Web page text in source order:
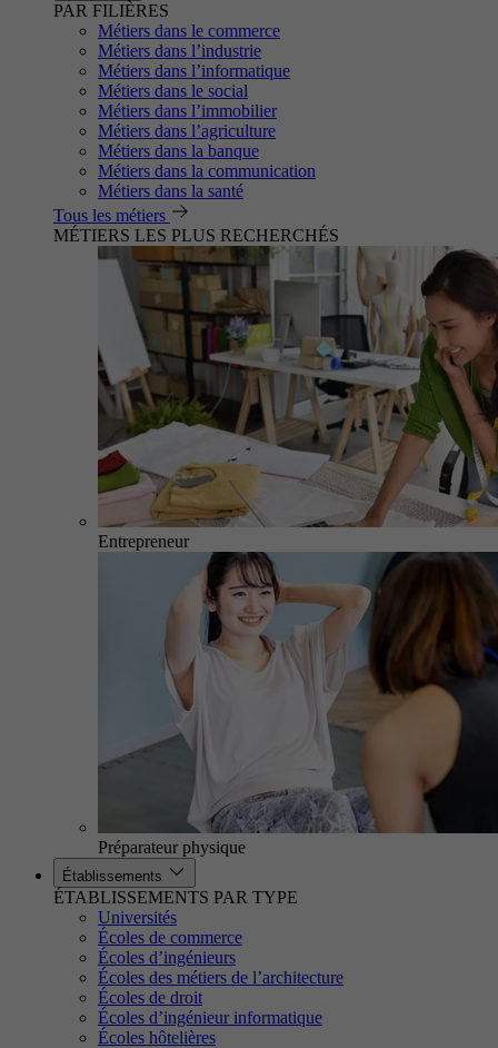
PAR FILIÈRES
Métiers dans le commerce
Métiers dans l’industrie
Métiers dans l’informatique
Métiers dans le social
Métiers dans l’immobilier
Métiers dans l’agriculture
Métiers dans la banque
Métiers dans la communication
Métiers dans la santé
Tous les métiers
MÉTIERS LES PLUS RECHERCHÉS
Entrepreneur
Préparateur physique
Établissements
ÉTABLISSEMENTS PAR TYPE
Universités
Écoles de commerce
Écoles d’ingénieurs
Écoles des métiers de l’architecture
Écoles de droit
Écoles d’ingénieur informatique
Écoles hôtelières